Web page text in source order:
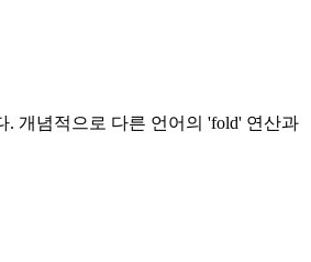
개념적으로 다른 언어의 'fold' 연산과